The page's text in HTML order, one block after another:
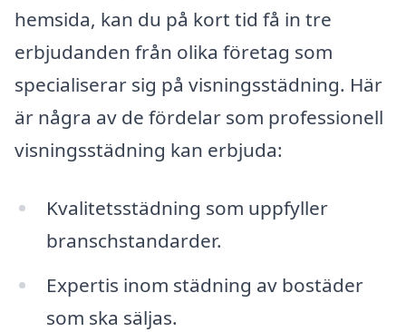
hemsida, kan du på kort tid få in tre
erbjudanden från olika företag som
specialiserar sig på visningsstädning. Här
är några av de fördelar som professionell
visningsstädning kan erbjuda:
Kvalitetsstädning som uppfyller
branschstandarder.
Expertis inom städning av bostäder
som ska säljas.